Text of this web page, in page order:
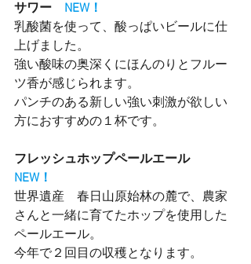
サワー NEW！
乳酸菌を使って、酸っぱいビールに仕
上げました。
強い酸味の奥深くにほんのりとフルー
ツ香が感じられます。
パンチのある新しい強い刺激が欲しい
方におすすめの１杯です。
フレッシュホップペールエール
NEW！
世界遺産　春日山原始林の麓で、農家
さんと一緒に育てたホップを使用した
ペールエール。
今年で２回目の収穫となります。